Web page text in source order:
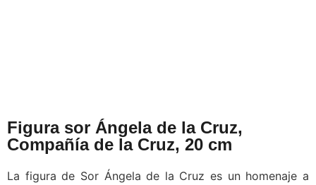
Figura sor Ángela de la Cruz,
Compañía de la Cruz, 20 cm
La figura de Sor Ángela de la Cruz es un homenaje a